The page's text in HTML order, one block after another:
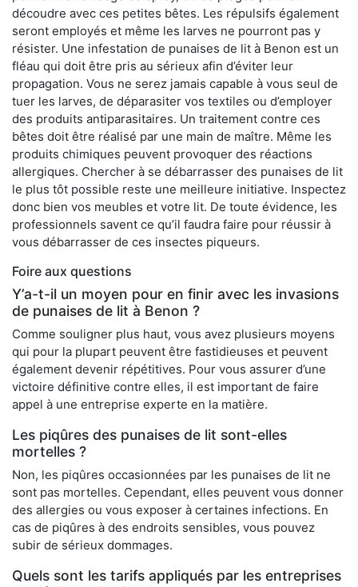
découdre avec ces petites bêtes. Les répulsifs également
seront employés et même les larves ne pourront pas y
résister. Une infestation de punaises de lit à Benon est un
fléau qui doit être pris au sérieux afin d’éviter leur
propagation. Vous ne serez jamais capable à vous seul de
tuer les larves, de déparasiter vos textiles ou d’employer
des produits antiparasitaires. Un traitement contre ces
bêtes doit être réalisé par une main de maître. Même les
produits chimiques peuvent provoquer des réactions
allergiques. Chercher à se débarrasser des punaises de lit
le plus tôt possible reste une meilleure initiative. Inspectez
donc bien vos meubles et votre lit. De toute évidence, les
professionnels savent ce qu’il faudra faire pour réussir à
vous débarrasser de ces insectes piqueurs.
Foire aux questions
Y’a-t-il un moyen pour en finir avec les invasions
de punaises de lit à Benon ?
Comme souligner plus haut, vous avez plusieurs moyens
qui pour la plupart peuvent être fastidieuses et peuvent
également devenir répétitives. Pour vous assurer d’une
victoire définitive contre elles, il est important de faire
appel à une entreprise experte en la matière.
Les piqûres des punaises de lit sont-elles
mortelles ?
Non, les piqûres occasionnées par les punaises de lit ne
sont pas mortelles. Cependant, elles peuvent vous donner
des allergies ou vous exposer à certaines infections. En
cas de piqûres à des endroits sensibles, vous pouvez
subir de sérieux dommages.
Quels sont les tarifs appliqués par les entreprises